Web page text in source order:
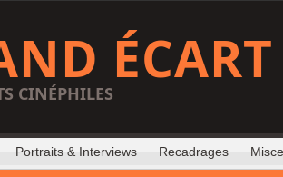
ÉCART
CINÉPHILES
Portraits & Interviews Recadrages